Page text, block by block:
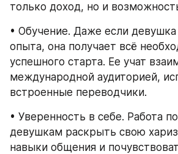
только доход, но и
• Обучение. Даже если
опыта, она получает всё
успешного старта. Ее учат
международной аудиторией,
встроенные переводчики.
• Уверенность в себе. Работа
девушкам раскрыть свою
навыки общения и